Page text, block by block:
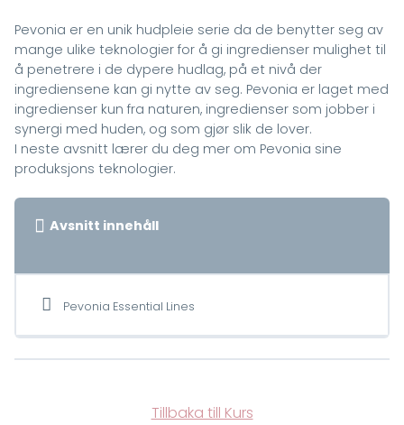
Pevonia er en unik hudpleie serie da de benytter seg av
mange ulike teknologier for å gi ingredienser mulighet til
å penetrere i de dypere hudlag, på et nivå der
ingrediensene kan gi nytte av seg. Pevonia er laget med
ingredienser kun fra naturen, ingredienser som jobber i
synergi med huden, og som gjør slik de lover.
I neste avsnitt lærer du deg mer om Pevonia sine
produksjons teknologier.
Avsnitt innehåll
Pevonia Essential Lines
Tillbaka till Kurs